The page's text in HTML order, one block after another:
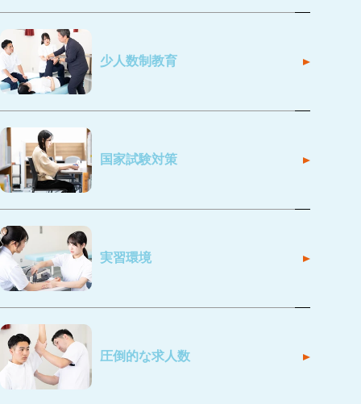
少人数制教育
国家試験対策
実習環境
圧倒的な求人数